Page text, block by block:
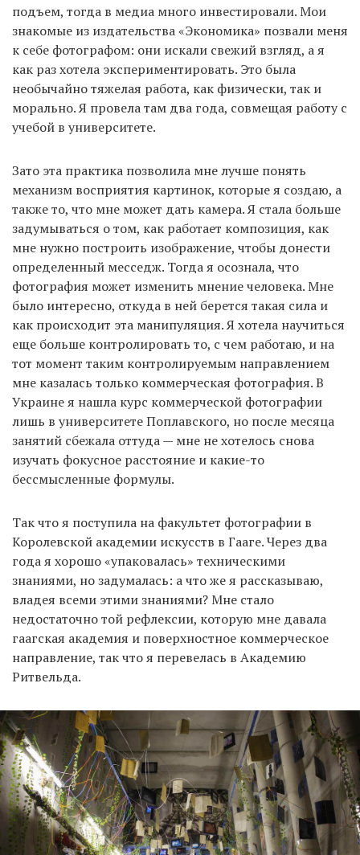
подъем, тогда в медиа много инвестировали. Мои
знакомые из издательства «Экономика» позвали меня
к себе фотографом: они искали свежий взгляд, а я
как раз хотела экспериментировать. Это была
необычайно тяжелая работа, как физически, так и
морально. Я провела там два года, совмещая работу с
учебой в университете.
Зато эта практика позволила мне лучше понять
механизм восприятия картинок, которые я создаю, а
также то, что мне может дать камера. Я стала больше
задумываться о том, как работает композиция, как
мне нужно построить изображение, чтобы донести
определенный месседж. Тогда я осознала, что
фотография может изменить мнение человека. Мне
было интересно, откуда в ней берется такая сила и
как происходит эта манипуляция. Я хотела научиться
еще больше контролировать то, с чем работаю, и на
тот момент таким контролируемым направлением
мне казалась только коммерческая фотография. В
Украине я нашла курс коммерческой фотографии
лишь в университете Поплавского, но после месяца
занятий сбежала оттуда — мне не хотелось снова
изучать фокусное расстояние и какие-то
бессмысленные формулы.
Так что я поступила на факультет фотографии в
Королевской академии искусств в Гааге. Через два
года я хорошо «упаковалась» техническими
знаниями, но задумалась: а что же я рассказываю,
владея всеми этими знаниями? Мне стало
недостаточно той рефлексии, которую мне давала
гаагская академия и поверхностное коммерческое
направление, так что я перевелась в Академию
Ритвельда.